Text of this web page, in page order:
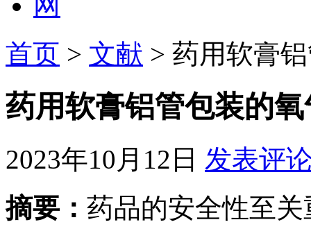
首页 > 文献 > 药用软膏
药用软膏铝管包装的
2023年10月12日 发表评
摘要： 药品的安全性至